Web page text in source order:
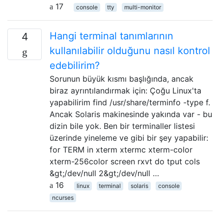
17
console tty multi-monitor
4
Hangi terminal tanımlarının
kullanılabilir olduğunu nasıl kontrol
edebilirim?
Sorunun büyük kısmı başlığında, ancak
biraz ayrıntılandırmak için: Çoğu Linux'ta
yapabilirim find /usr/share/terminfo -type f.
Ancak Solaris makinesinde yakında var - bu
dizin bile yok. Ben bir terminaller listesi
üzerinde yineleme ve gibi bir şey yapabilir:
for TERM in xterm xtermc xterm-color
xterm-256color screen rxvt do tput cols
&gt;/dev/null 2&gt;/dev/null …
16
linux terminal solaris
console
ncurses